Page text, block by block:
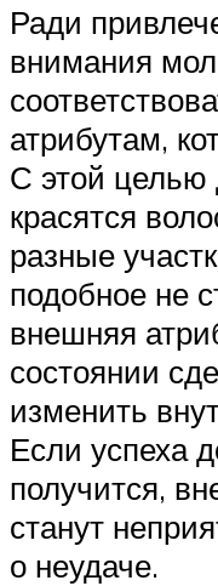
Ради
внимания
атрибутам,
С этой целью
красятся
разные
подобное не
внешняя
состоянии
изменить
Если успеха
получится,
станут
о неудаче.